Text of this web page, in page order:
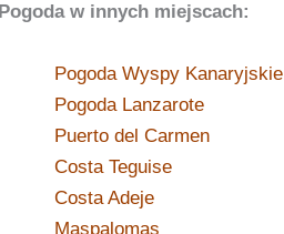
Pogoda w innych miejscach:
Pogoda Wyspy Kanaryjskie
Pogoda Lanzarote
Puerto del Carmen
Costa Teguise
Costa Adeje
Maspalomas